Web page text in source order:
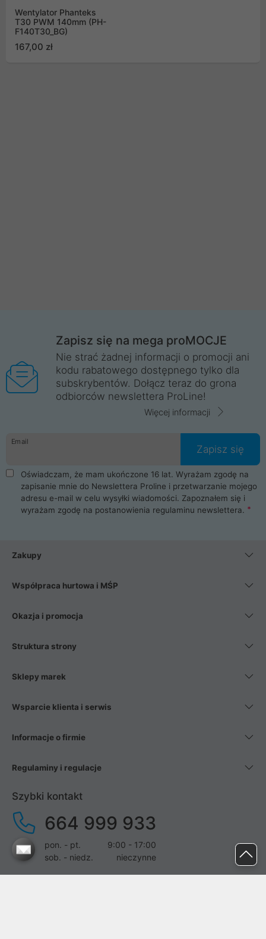
Wentylator Phanteks
T30 PWM 140mm (PH-
F140T30_BG)
167,00 zł
Zapisz się na mega proMOCJE
Nie strać żadnej informacji o promocji ani
kodu rabatowego dostępnego tylko dla
subskrybentów. Dołącz teraz do grona
odbiorców newslettera ProLine!
Więcej informacji
Email
Zapisz się
Oświadczam, że mam ukończone 16 lat. Wyrażam zgodę na
zapisanie mnie do Newslettera Proline i przetwarzanie mojego
adresu e-mail w celu wysyłki wiadomości. Zapoznałem się i
wyrażam zgodę na postanowienia regulaminu newslettera.
Zakupy
Współpraca hurtowa i MŚP
Okazja i promocja
Struktura strony
Sklepy marek
Wsparcie klienta i serwis
Informacje o firmie
Regulaminy i regulacje
Szybki kontakt
664 999 933
pon. - pt.
9:00 - 17:00
sob. - niedz.
nieczynne